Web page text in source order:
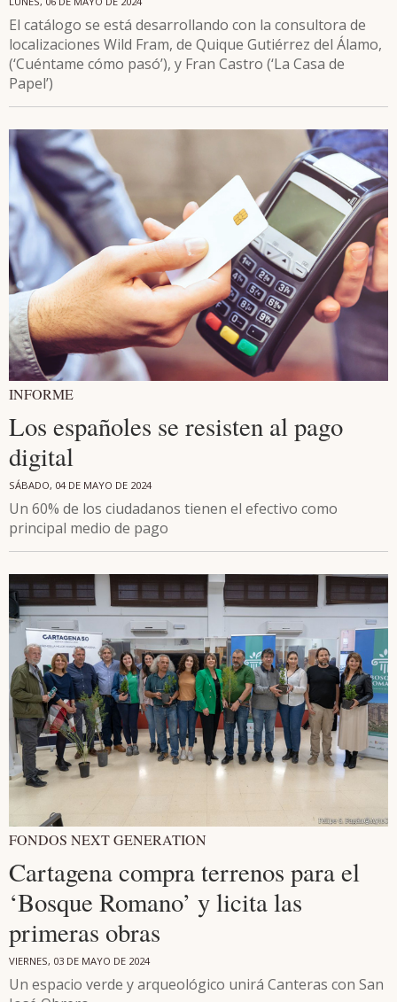
El catálogo se está desarrollando con la consultora de
localizaciones Wild Fram, de Quique Gutiérrez del Álamo,
(‘Cuéntame cómo pasó’), y Fran Castro (‘La Casa de
Papel’)
INFORME
Los españoles se resisten al pago
digital
SÁBADO, 04 DE MAYO DE 2024
Un 60% de los ciudadanos tienen el efectivo como
principal medio de pago
FONDOS NEXT GENERATION
Cartagena compra terrenos para el
‘Bosque Romano’ y licita las
primeras obras
VIERNES, 03 DE MAYO DE 2024
Un espacio verde y arqueológico unirá Canteras con San